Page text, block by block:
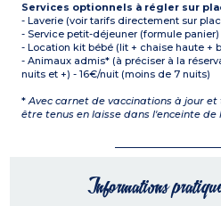
Services optionnels à régler sur
- Laverie (voir tarifs directement sur
- Service petit-déjeuner (formule panier)
- Location kit bébé (lit + chaise haute +
- Animaux admis* (à préciser à la
nuits et +) - 16€/nuit (moins de 7 nuits)
*Avec carnet de vaccinations à jour
être tenus en laisse dans l'enceinte de
Informations